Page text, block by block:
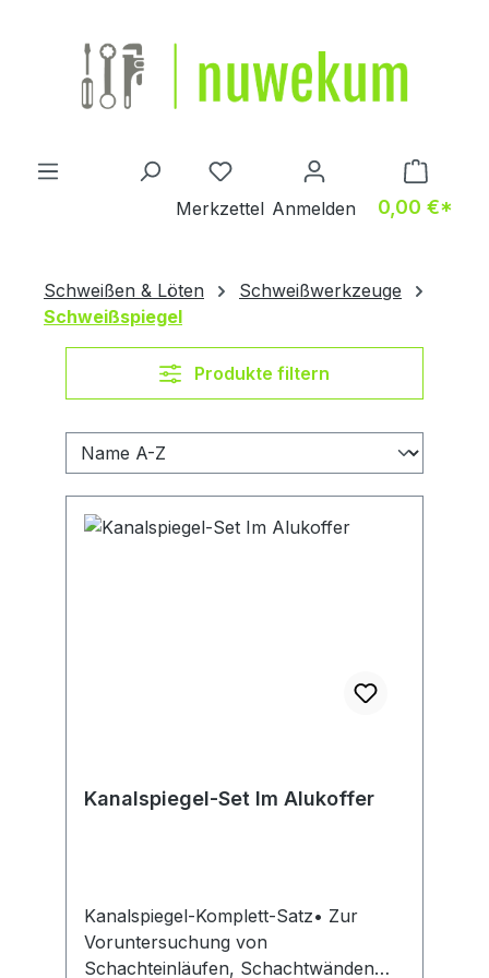
Du hast 0 Produkte auf dem
Merkzettel Anmelden 0,00 €*
Schweißen & Löten
Schweißwerkzeuge
Schweißspiegel
Produkte filtern
Kanalspiegel-Set Im Alukoffer
Kanalspiegel-Komplett-Satz• Zur
Voruntersuchung von
Schachteinläufen, Schachtwänden